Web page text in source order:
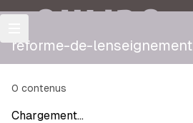
OULIPO
reforme-de-lenseignement
0 contenus
Chargement…